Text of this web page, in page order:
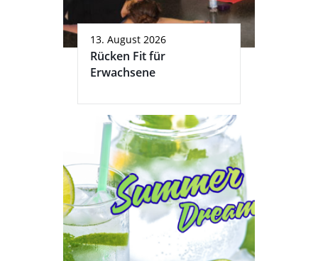
13. August 2026
Rücken Fit für
Erwachsene